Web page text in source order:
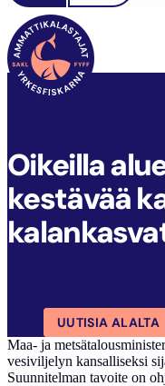
SAKL
Oikeilla
kestävää
UUTISIA ALALTA
Maa- ja
vesiviljelyn kansalliseksi
Suunnitelman tavoite on